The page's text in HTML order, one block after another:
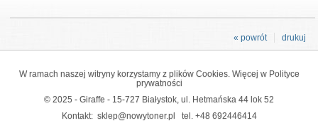
drukuj
« powrót
W ramach naszej witryny korzystamy z plików Cookies. Więcej w Polityce
prywatności
© 2025 - Giraffe - 15-727 Białystok, ul. Hetmańska 44 lok 52
Kontakt: sklep@nowytoner.pl tel. +48 692446414